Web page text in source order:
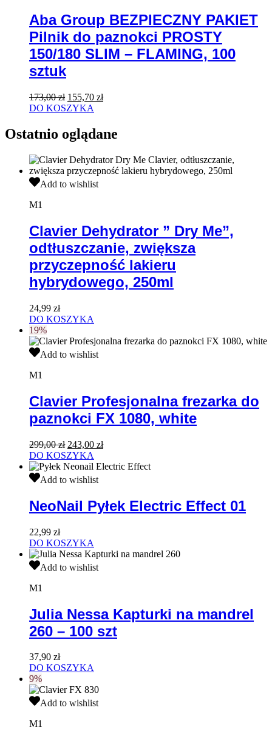
Pilnik
do
paznokci
PROSTY
150/180
SLIM
–
100
sztuk
Aba Group BEZPIECZNY PAKIET
Pilnik do paznokci PROSTY
150/180 SLIM – FLAMING, 100
sztuk
173,00zł Pierwotna
cena
173,00 zł.
155,70 złAktualna
DO KOSZYKA
Ostatnio oglądane
Clavier
”
Me”,
odtłuszczanie,
zwiększa
przyczepność
lakieru
hybrydowego,
250ml
Add to wishlist
M1
Clavier Dehydrator ” Dry Me”,
odtłuszczanie, zwiększa
przyczepność lakieru
hybrydowego, 250ml
24,99 zł
DO KOSZYKA
19%
Clavier
frezarka
paznokci
FX
1080,
white
Add to wishlist
M1
Clavier Profesjonalna frezarka do
paznokci FX 1080, white
299,00zł Pierwotna
cena
wynosiła:
299,00 zł.
243,00 złAktualna
wynosi:
DO KOSZYKA
NeoNail
Electric
Effect
Add to wishlist
NeoNail Pyłek Electric Effect 01
22,99 zł
DO KOSZYKA
Julia
Kapturki
mandrel
260
–
100
szt
Add to wishlist
M1
Julia Nessa Kapturki na mandrel
260 – 100 szt
37,90 zł
DO KOSZYKA
9%
Clavier
830
Add to wishlist
M1